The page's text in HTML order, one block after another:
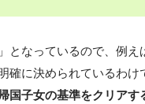
となっているので、例
確に決められているわけ
国子女の基準をクリアす